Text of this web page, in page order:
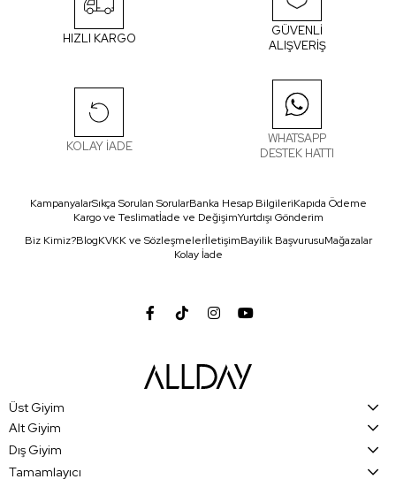
HIZLI KARGO
GÜVENLİ
ALIŞVERİŞ
KOLAY İADE
WHATSAPP
DESTEK HATTI
KampanyalarSıkça Sorulan SorularBanka Hesap BilgileriKapıda Ödeme
Kargo ve Teslimatİade ve DeğişimYurtdışı Gönderim
Biz Kimiz?BlogKVKK ve SözleşmelerİletişimBayilik BaşvurusuMağazalar
Kolay İade
Üst Giyim
Alt Giyim
Dış Giyim
Tamamlayıcı